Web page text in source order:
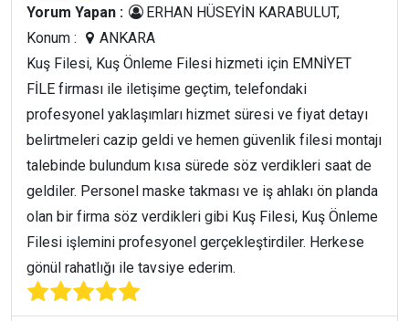
Yorum Yapan :
ERHAN HÜSEYİN KARABULUT,
Konum :
ANKARA
Kuş Filesi, Kuş Önleme Filesi hizmeti için EMNİYET
FİLE firması ile iletişime geçtim, telefondaki
profesyonel yaklaşımları hizmet süresi ve fiyat detayı
belirtmeleri cazip geldi ve hemen güvenlik filesi montajı
talebinde bulundum kısa sürede söz verdikleri saat de
geldiler. Personel maske takması ve iş ahlakı ön planda
olan bir firma söz verdikleri gibi Kuş Filesi, Kuş Önleme
Filesi işlemini profesyonel gerçekleştirdiler. Herkese
gönül rahatlığı ile tavsiye ederim.